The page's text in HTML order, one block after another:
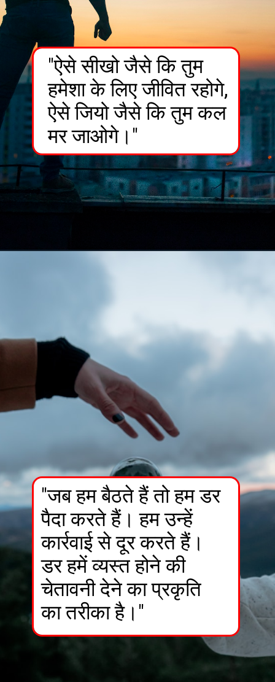
"ऐसे सीखो जैसे कि तुम
हमेशा के लिए जीवित रहोगे,
ऐसे जियो जैसे कि तुम कल
मर जाओगे।"
"जब हम बैठते हैं तो हम डर
पैदा करते हैं। हम उन्हें
कार्रवाई से दूर करते हैं।
डर हमें व्यस्त होने की
चेतावनी देने का प्रकृति
का तरीका है।"